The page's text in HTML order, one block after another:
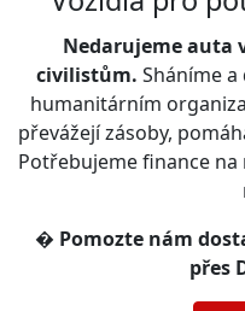
Nedarujeme auta
civilistům. Sháníme
humanitárním
převážejí zásoby,
Potřebujeme finance
� Pomozte nám
přes